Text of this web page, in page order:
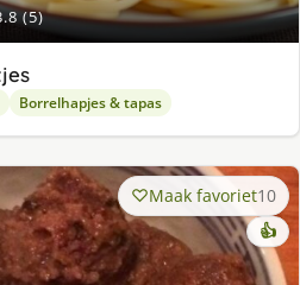
(5)
Borrelhapjes & tapas
Maak favoriet10
👍